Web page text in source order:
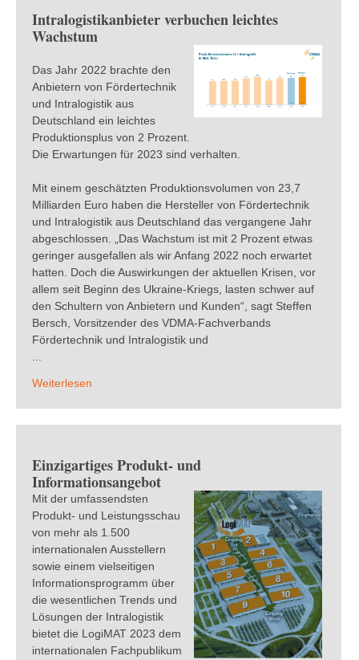
Intralogistikanbieter verbuchen leichtes
Wachstum
Das Jahr 2022 brachte den
Anbietern von Fördertechnik
und Intralogistik aus
Deutschland ein leichtes
Produktionsplus von 2 Prozent.
Die Erwartungen für 2023 sind verhalten.
Mit einem geschätzten Produktionsvolumen von 23,7
Milliarden Euro haben die Hersteller von Fördertechnik
und Intralogistik aus Deutschland das vergangene Jahr
abgeschlossen. „Das Wachstum ist mit 2 Prozent etwas
geringer ausgefallen als wir Anfang 2022 noch erwartet
hatten. Doch die Auswirkungen der aktuellen Krisen, vor
allem seit Beginn des Ukraine-Kriegs, lasten schwer auf
den Schultern von Anbietern und Kunden“, sagt Steffen
Bersch, Vorsitzender des VDMA-Fachverbands
Fördertechnik und Intralogistik und
Weiterlesen
Einzigartiges Produkt- und
Informationsangebot
Mit der umfassendsten
Produkt- und Leistungsschau
von mehr als 1.500
internationalen Ausstellern
sowie einem vielseitigen
Informationsprogramm über
die wesentlichen Trends und
Lösungen der Intralogistik
bietet die LogiMAT 2023 dem
internationalen Fachpublikum